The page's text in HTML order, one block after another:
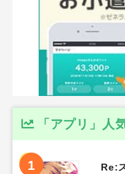
「アプリ」人
1
Re: